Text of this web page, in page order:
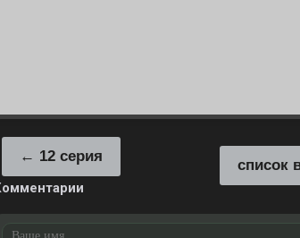
12 серия
список